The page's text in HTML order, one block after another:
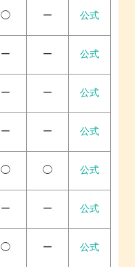
◯ ー 公式
ー ー 公式
ー ー 公式
ー ー 公式
◯ ◯ 公式
ー ー 公式
◯ ー 公式